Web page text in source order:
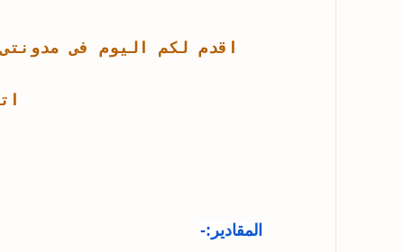
اقدم لكم اليوم فى
المقادير:-